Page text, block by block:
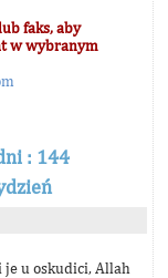
faks, aby
w wybranym
: 144
u oskudici, Allah